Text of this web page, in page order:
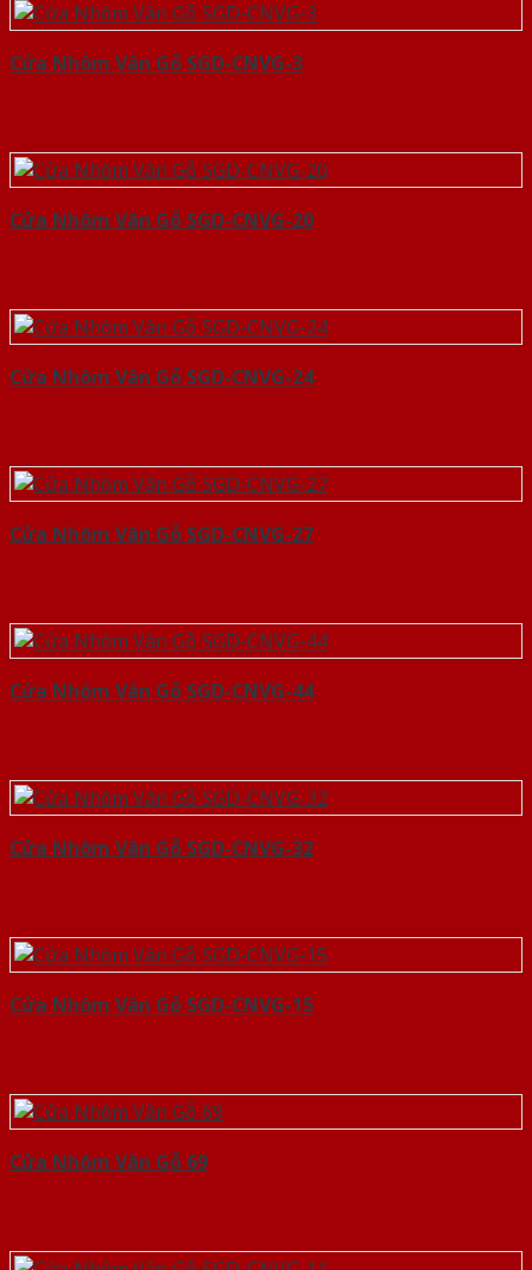
Cửa Nhôm Vân Gỗ SGD-CNVG-3
Cửa Nhôm Vân Gỗ SGD-CNVG-20
Cửa Nhôm Vân Gỗ SGD-CNVG-24
Cửa Nhôm Vân Gỗ SGD-CNVG-27
Cửa Nhôm Vân Gỗ SGD-CNVG-44
Cửa Nhôm Vân Gỗ SGD-CNVG-32
Cửa Nhôm Vân Gỗ SGD-CNVG-15
Cửa Nhôm Vân Gỗ 69